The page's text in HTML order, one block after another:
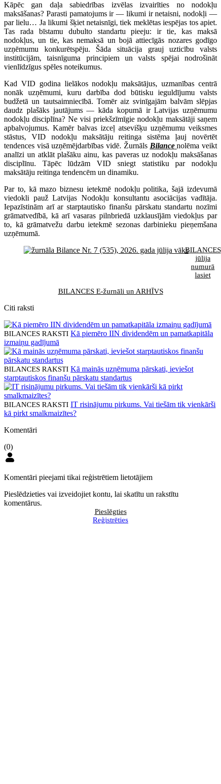
Kāpēc gan daļa sabiedrības izvēlas izvairīties no nodokļu
maksāšanas? Parasti pamatojums ir — likumi ir netaisni, nodokļi —
par lielu… Ja likumi šķiet netaisnīgi, tiek meklētas iespējas tos apiet.
Tas rada bīstamu dubulto standartu pieeju: ir tie, kas maksā
nodokļus, un tie, kas nemaksā un bojā attiecīgās nozares godīgo
uzņēmumu konkurētspēju. Šāda situācija grauj uzticību valsts
institūcijām, taisnīguma principiem un valsts spējai nodrošināt
vienlīdzīgus spēles noteikumus.
Kad VID godina lielākos nodokļu maksātājus, uzmanības centrā
nonāk uzņēmumi, kuru darbība dod būtisku ieguldījumu valsts
budžetā un tautsaimniecībā. Tomēr aiz svinīgajām balvām slēpjas
daudz plašāks jautājums — kāda kopumā ir Latvijas uzņēmumu
nodokļu disciplīna? Ne visi priekšzīmīgie nodokļu maksātāji saņem
apbalvojumus. Kamēr balvas izceļ atsevišķu uzņēmumu veiksmes
stāstus, VID nodokļu maksātāju reitinga sistēma ļauj novērtēt
tendences visā uzņēmējdarbības vidē. Žurnāls Bilance nolēma veikt
analīzi un atklāt plašāku ainu, kas paveras uz nodokļu maksāšanas
disciplīnu. Tāpēc lūdzām VID sniegt statistiku par nodokļu
maksātāju reitinga tendencēm un dinamiku.
Par to, kā mazo biznesu ietekmē nodokļu politika, šajā izdevumā
viedokli pauž Latvijas Nodokļu konsultantu asociācijas vadītāja.
Iepazīstinām arī ar starptautisko finanšu pārskatu standartu nozīmi
grāmatvedībā, kā arī vasaras pilnbriedā uzklausījām viedokļus par
to, kā grāmatvežu darbu ietekmē sezonas darbinieku pieņemšana
uzņēmumā.
BILANCES
jūlija
numurā
lasiet
BILANCES E-žurnāli un ARHĪVS
Citi raksti
BILANCES RAKSTI Kā piemēro IIN dividendēm un pamatkapitāla
izmaiņu gadījumā
BILANCES RAKSTI Kā mainās uzņēmuma pārskati, ieviešot
starptautiskos finanšu pārskatu standartus
BILANCES RAKSTI IT risinājumu pirkums. Vai tiešām tik vienkārši
kā pirkt smalkmaizītes?
Komentāri
(0)
Komentāri pieejami tikai reģistrētiem lietotājiem
Pieslēdzieties vai izveidojiet kontu, lai skatītu un rakstītu
komentārus.
Pieslēgties
Reģistrēties